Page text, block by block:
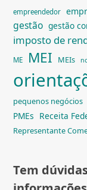
empreendedor
gestão gestão
imposto de
ME MEI MEIs
pequenos negócios
PMEs Receita
Representante
Tem